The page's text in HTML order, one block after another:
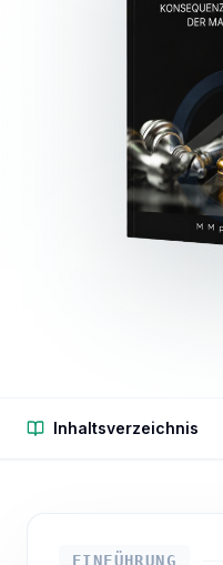
Inhaltsverzeichnis
EINFÜHRUNG